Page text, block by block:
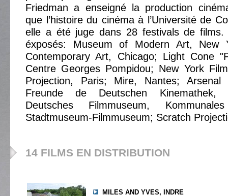
Friedman a enseigné la production
que l’histoire du cinéma à l’Université de
elle a été juge dans 28 festivals de
éxposés: Museum of Modern Art, New
Contemporary Art, Chicago; Light Cone
Centre Georges Pompidou; New York
Projection, Paris; Mire, Nantes;
Freunde de Deutschen Kinemathek,
Deutsches Filmmuseum,
Stadtmuseum-Filmmuseum; Scratch
14 FILMS EN DISTRIBUTION
MILES AND YVES, INDRE